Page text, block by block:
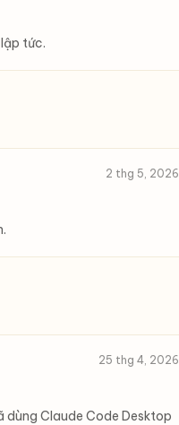
tức.
2 thg 5, 2026
25 thg 4, 2026
dùng Claude Code Desktop